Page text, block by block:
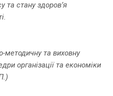
та стану здоров’я
методичну та виховну
організації та економіки